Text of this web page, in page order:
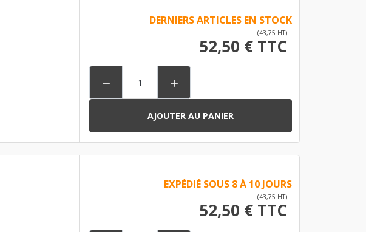
DERNIERS ARTICLES EN STOCK
(43,75 HT)
52,50 € TTC
 
AJOUTER AU PANIER
EXPÉDIÉ SOUS 8 À 10 JOURS
(43,75 HT)
52,50 € TTC